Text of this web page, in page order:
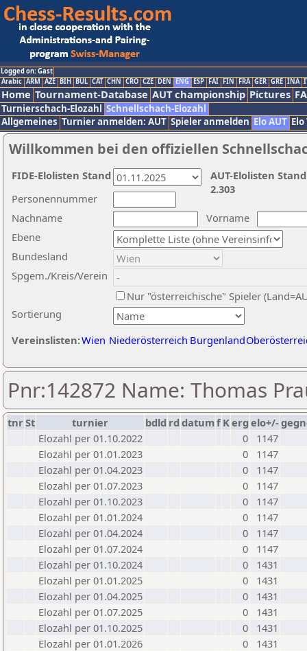
Logged on: Gast
Arabic ARM AZE BIH BUL CAT CHN CRO CZE DEN ENG ESP FAI FIN FRA GER GRE INA
Home Tournament-Database AUT championship Pictures
Turnierschach-Elozahl Schnellschach-Elozahl
Allgemeines Turnier anmelden: AUT Spieler anmelden Elo AUT
Willkommen bei den offiziellen
Nachname
Vorname
Ebene
Sortierung
Personennummer
Bundesland
Spgem./Kreis/Verein
Nur "österreichische" Spieler
Vereinslisten:Wien Niederösterreich Burgenland
AUT-Elolisten
2.303
FIDE-Elolisten Stand
Pnr:142872 Name: Thomas
tnrSt turnier bdld rd datumf Kerg elo+/-
Elozahl per 01.10.2022
0
1147
Elozahl per 01.01.2023
0
1147
Elozahl per 01.04.2023
0
1147
Elozahl per 01.07.2023
0
1147
Elozahl per 01.10.2023
0
1147
Elozahl per 01.01.2024
0
1147
Elozahl per 01.04.2024
0
1147
Elozahl per 01.07.2024
0
1147
Elozahl per 01.10.2024
0
1431
Elozahl per 01.01.2025
0
1431
Elozahl per 01.04.2025
0
1431
Elozahl per 01.07.2025
0
1431
Elozahl per 01.10.2025
0
1431
Elozahl per 01.01.2026
0
1431